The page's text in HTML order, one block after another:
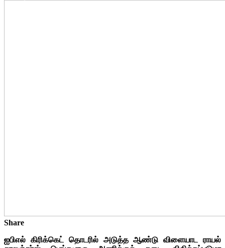
Share
ஐபிஎல் கிரிக்கெட் தொடரில் அடுத்த ஆண்டு விளையாட ராயல்